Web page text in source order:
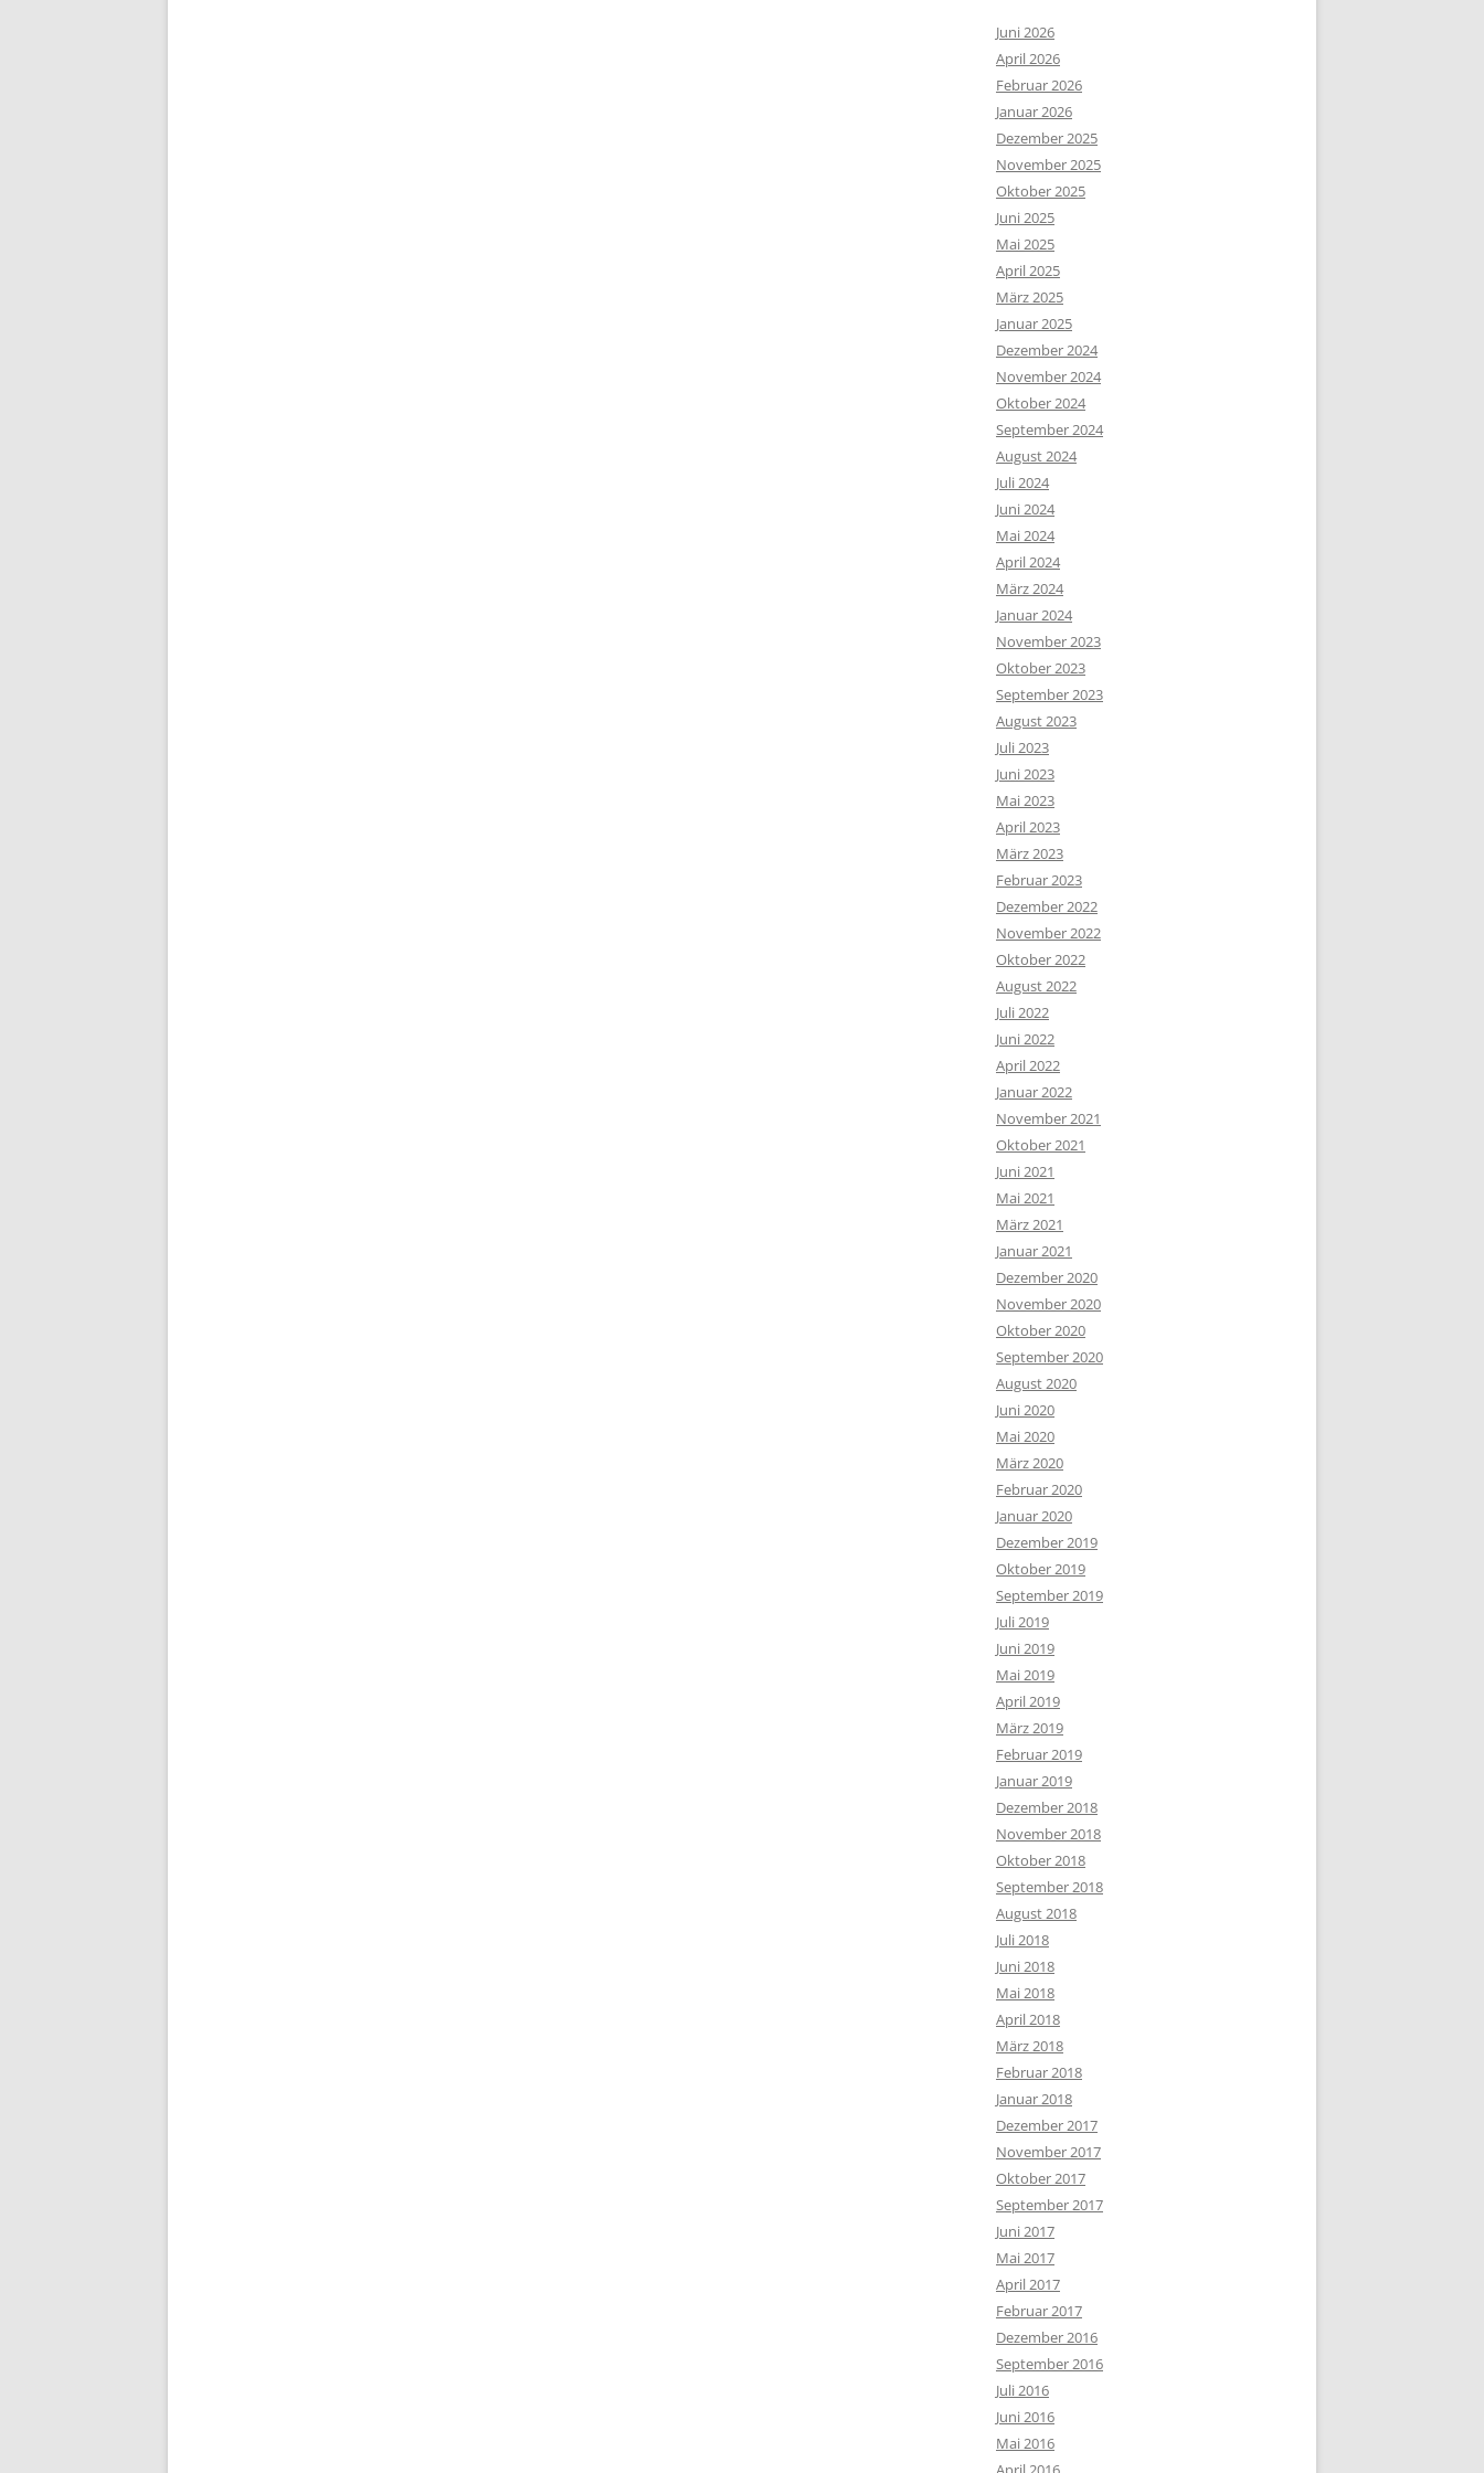
Juni 2026
April 2026
Februar 2026
Januar 2026
Dezember 2025
November 2025
Oktober 2025
Juni 2025
Mai 2025
April 2025
März 2025
Januar 2025
Dezember 2024
November 2024
Oktober 2024
September 2024
August 2024
Juli 2024
Juni 2024
Mai 2024
April 2024
März 2024
Januar 2024
November 2023
Oktober 2023
September 2023
August 2023
Juli 2023
Juni 2023
Mai 2023
April 2023
März 2023
Februar 2023
Dezember 2022
November 2022
Oktober 2022
August 2022
Juli 2022
Juni 2022
April 2022
Januar 2022
November 2021
Oktober 2021
Juni 2021
Mai 2021
März 2021
Januar 2021
Dezember 2020
November 2020
Oktober 2020
September 2020
August 2020
Juni 2020
Mai 2020
März 2020
Februar 2020
Januar 2020
Dezember 2019
Oktober 2019
September 2019
Juli 2019
Juni 2019
Mai 2019
April 2019
März 2019
Februar 2019
Januar 2019
Dezember 2018
November 2018
Oktober 2018
September 2018
August 2018
Juli 2018
Juni 2018
Mai 2018
April 2018
März 2018
Februar 2018
Januar 2018
Dezember 2017
November 2017
Oktober 2017
September 2017
Juni 2017
Mai 2017
April 2017
Februar 2017
Dezember 2016
September 2016
Juli 2016
Juni 2016
Mai 2016